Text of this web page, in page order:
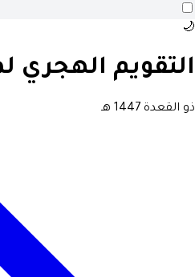
🌙
التقويم الهجري
ذو القعدة 1447 هـ